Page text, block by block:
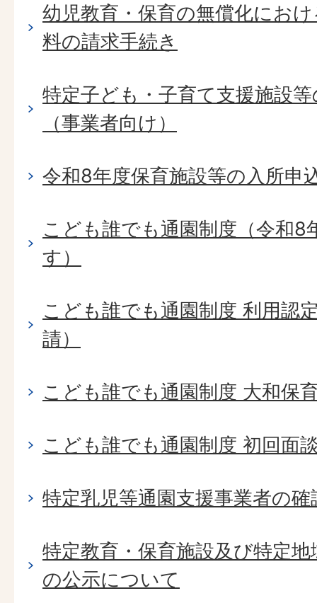
幼児教育・保育の無償化にお
料の請求手続き
特定子ども・子育て支援施設
（事業者向け）
令和8年度保育施設等の入所申
こども誰でも通園制度（令和8
す）
こども誰でも通園制度 利用認
請）
こども誰でも通園制度 大和保
こども誰でも通園制度 初回面
特定乳児等通園支援事業者の
特定教育・保育施設及び特定
の公示について